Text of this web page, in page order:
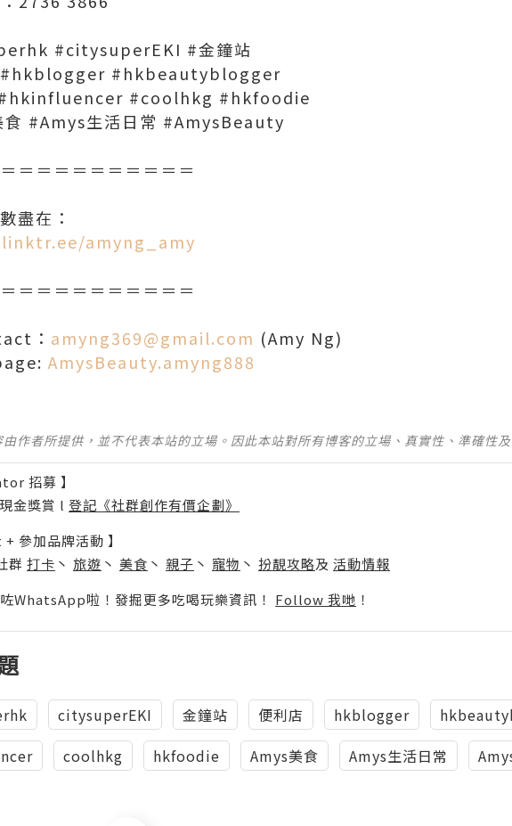
#citysuperEKI #金鐘站
#hkblogger #hkbeautyblogger
#coolhkg #hkfoodie
食 #Amys生活日常 #AmysBeauty
＝＝＝＝＝＝＝＝＝＝
盡在：
amyng_amy
＝＝＝＝＝＝＝＝＝＝
： amyng369@gmail.com (Amy Ng)
AmysBeauty.amyng888
作者所提供，並不代表本站的立場。因此本站對所有博客的立場、真實性、準確性
招募 】
金獎賞 l 登記《社群創作有價企劃》
+ 參加品牌活動 】
群 打卡 丶 旅遊 丶 美食 丶 親子 丶 寵物 丶 扮靚攻略及 活動情報
WhatsApp啦！發掘更多吃喝玩樂資訊！ Follow 我哋 ！
citysuperEKI 金鐘站 便利店 hkblogger
coolhkg hkfoodie Amys美食 Amys生活日常